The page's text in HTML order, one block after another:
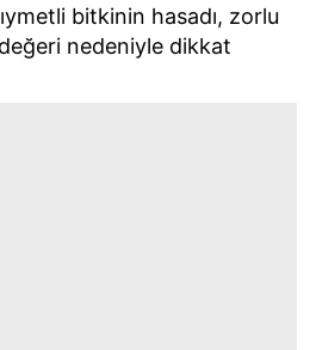
bitkinin hasadı, zorlu
nedeniyle dikkat